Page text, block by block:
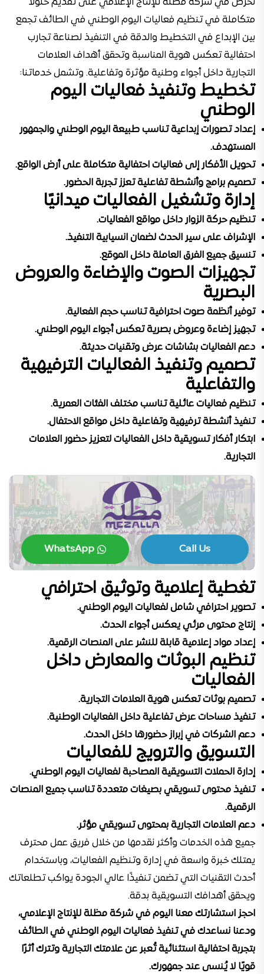
نحرص في شركة مظلة للإنتاج الإعلامي على تقديم حلولًا
متكاملة في تنظيم فعاليات اليوم الوطني في الطائف تجمع
بين الإبداع في التخطيط والدقة في التنفيذ لصناعة تجارب
احتفالية تعكس هوية المناسبة وتحقق أهداف العلامات
التجارية داخل أجواء وطنية مؤثرة وتفاعلية. وتشمل خدماتنا:
تخطيط وتنفيذ فعاليات اليوم
الوطني
إعداد تصورات إبداعية تناسب طبيعة اليوم الوطني والجمهور
المستهدف.
تحويل الأفكار إلى فعاليات احتفالية متكاملة على أرض الواقع.
تصميم برامج وأنشطة تفاعلية تعزز تجربة الحضور.
إدارة وتشغيل الفعاليات ميدانيًا
تنظيم حركة الزوار داخل مواقع الفعاليات.
الإشراف على سير الحدث لضمان انسيابية التنفيذ.
تنسيق جميع الفرق العاملة داخل الموقع.
تجهيزات الصوت والإضاءة والعروض
البصرية
توفير أنظمة صوت احترافية تناسب حجم الفعالية.
تجهيز إضاءة وعروض بصرية تعكس أجواء اليوم الوطني.
دعم الفعاليات بشاشات عرض وتقنيات حديثة.
تصميم وتنفيذ الفعاليات الترفيهية
والتفاعلية
تنظيم فعاليات عائلية تناسب مختلف الفئات العمرية.
تنفيذ أنشطة ترفيهية وتفاعلية داخل مواقع الاحتفال.
ابتكار أفكار تسويقية داخل الفعاليات لتعزيز حضور العلامات
التجارية.
Call Us
WhatsApp
تغطية إعلامية وتوثيق احترافي
تصوير احترافي شامل لفعاليات اليوم الوطني.
إنتاج محتوى مرئي يعكس أجواء الحدث.
إعداد مواد إعلامية قابلة للنشر على المنصات الرقمية.
تنظيم البوثات والمعارض داخل
الفعاليات
تصميم بوثات تعكس هوية العلامات التجارية.
تنفيذ مساحات عرض تفاعلية داخل الفعاليات الوطنية.
دعم الشركات في إبراز حضورها داخل الحدث.
التسويق والترويج للفعاليات
إدارة الحملات التسويقية المصاحبة لفعاليات اليوم الوطني.
تنفيذ محتوى تسويقي بصيغات متعددة تناسب جميع المنصات
الرقمية.
دعم العلامات التجارية بمحتوى تسويقي مؤثر.
جميع هذه الخدمات وأكثر نقدمها من خلال فريق عمل محترف
يمتلك خبرة واسعة في إدارة وتنظيم الفعاليات، وباستخدام
أحدث التقنيات التي تضمن تنفيذًا عالي الجودة يواكب تطلعاتك
ويحقق أهدافك التسويقية بدقة.
احجز استشارتك معنا اليوم في شركة مظلة للإنتاج الإعلامي،
ودعنا نساعدك في تنفيذ فعاليات اليوم الوطني في الطائف
بتجربة احتفالية استثنائية تُعبر عن علامتك التجارية وتترك أثرًا
قويًا لا يُنسى عند جمهورك.